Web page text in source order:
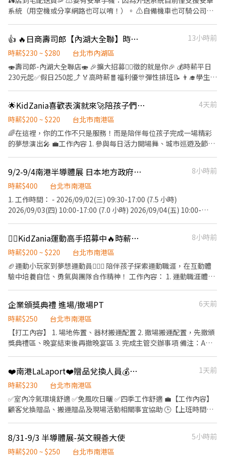
不同，應徵時請告知我要應徵哪一區或哪間店 .˚⊹ ⁺‧ 【薪資制度】
📌 採排休制（無固定休） 🗓️ 周一至週日皆需排班 🚫 周六、周日可
排休不可固定休 .˚⊹ ⁺‧ 【上班地點】 ‧⁺ ⊹˚. 👉士林區 台北士林店
內湖區內湖路一段283號 台北舊宗二店📍台北市內湖區舊宗路一段
275號 👉大安區 羅斯福店📍台北市大安區羅斯福路二段45號 台北麟
光店📍台北市大安區和平東路三段406巷8號 台北復興二店📍台北市
大安區復興南路二段273號 台北光復店📍台北市大安區光復南路286
📍台北市中山區南京東路三段210之1號 👉中正區 林森二店📍台北
市中正區林森南路1號 台北濟南店📍台北市中正區濟南路二段66號
台北館前店📍台北市中正區館前路8號 台北公園店📍台北市中正區
公園路30-1號 台北南昌店📍台北市中正區南昌路一段149號 👉松山
區 台北民生店📍台北市松山區民生東路三段135號 台北民權店📍台
北市松山區民權東路三段128號 台北南京二店📍台北市松山區南京
東路五段162號 台北南京六店📍台北市松山區南京東路四段57號 👉
信義區 忠孝四店📍台北市信義區忠孝東路五段522號 台北101店📍
台北市信義區市府路45號 台北夢廣場店📍台北市信義區松高路11號
三段174號 台北動物園三店📍台北市文山區新光路二段30號 .˚⊹ ⁺‧
【超級亮點】 ‧⁺ ⊹˚. 💼 勞保・勞退・團保 ⛽ 汽機車油資補貼 🔧 汽
機車修繕補貼 🤝 推薦好友獎金 $600/人 📆 國定假日上班享雙倍薪資
💥 .˚⊹ ⁺‧ 【 想聯繫我】 ‧⁺ ⊹˚. ☝️ 點選【立即應徵】我會速度回覆
你！ ✌️ 或加入 🅻🅸🅽🅴：https://lin.ee/8rsUSDv 🤟 留言「姓名＋
電話＋截圖職缺」就能聯繫上～ 若想參考其他職缺，可以到我的
Threads，看更多更多的職缺喔♬ My Threads：tsaipei_ruby
https://reurl.cc/7b2vad 別害羞❌別害怕❌找工作聯繫我⭕
系統（用空機或分享網路也可以唷！）。 ⚠️自備機車也可騎公司電
👉👉👉至門市自行取貨配送，沒有傳統宅配人事問題 📌 工作內
容： ↪︎ 騎機車(自備或公司車)將包裏從門市配送至買家地點(範圍
3km內) 在我們這裡的夥伴收入大概長這樣： 🛵 隨便送送（熟悉路
線中）：$40,000 ~ $60,000 元 / 月 🛵 乖乖聽話送（穩定出勤）：
✅ 領薪彈性：每月15號準時發薪（可匯款/領現），亦可配合【每週
領薪】，週週有錢花！ ━━━━━━━━━━━━━━━━━ 📍
【熱門開缺地點 ── 趕快卡位】
━━━━━━━━━━━━━━━━━ 台北市、新北市各行政區皆
有缺額（文山、林口、板橋、永和、中和、新店、三重、新莊、樹
林、土城、淡水、信義、大同、萬華、松山、中山、內湖...等） 點
擊立即應徵，私訊告知小編你想送哪一區，馬上幫你保留就近站
點！ ━━━━━━━━━━━━━━━━━ 📩 【火速卡位應徵流
程】 ➊ 點擊填寫廠商制式履歷（1分鐘完成，快速安排送審）： 👉
https://reurl.cc/V292KN 🔒 【隱私防線】個資僅供廠商審核，敏感
欄位（身分證/詳細地址）錄取前皆可先不填！ ➋加入留言： 👉
https://lin.ee/OBnhVN5 私訊留下 ⌜姓名+電話 +應徵蝦皮外送」💥
👍 🔥日商壽司郎【內湖大全聯】時薪230元起-兼職人員🙆‍♀️六日250元起💰
13小時前
時薪$230 ~ $280
台北市內湖區
🍣壽司郎-內湖大全聯店🍣 🎉擴大招募🙆‍♀️徵的就是你🎉 💰時薪平日
230元起✅️假日250起⤴️ 🏅高時薪🧧福利優🎊彈性排班📝 👨‍🎓學生打
經驗者也可以加入！！！ ✅️歡迎開學打工、假日兼職、二度就業、
外籍學生、實習簽約。 ✅️彈性排班：08:30~23:00(請於面試時與店
長確認班表) ✅️不管是平日早班、週末假日班、放學後打烊班皆有職
缺，歡迎直接投遞履歷！ ⭕工作內容 ▪外場🎈 帶客入座→介紹、
理維護......等。 ▪洗碗區🫧 餐具清洗、環境整理整頓、環境清洗......
等。 ✨️在職教育訓練完善，無經驗者也OK✨️ ⭕獎金福利 ▪生日禮
調薪！ ▪加班費5分鐘為單位計算！ ▪介紹親朋好友入職，期滿可
獲得3,000～5,000元獎金！ ⭕基本保障 ①加班費(以5分鐘為單位計
算) ②勞保、健保、意外險 ③每月提撥勞工退休新制6% ④特休按照
勞基法規定 ⑤颱風天出勤津貼 ⑥員工用餐折扣 ⑦提供員工制服 ⑧
🌟KidZania喜歡表演就來🚀陪孩子們勇敢站上舞台💃 時薪220！
4天前
時薪$200 ~ $220
台北市南港區
🌈在這裡，你的工作不只是服務！而是陪伴每位孩子完成一場精彩
的夢想演出🎤 💼工作內容 1. 參與每日活力開場舞、城市巡遊及節慶
生動的肢體、聲音與表情解說職業情境，創造 100% 沉浸式體驗。
3.與孩子互動、協助活動進行，並靈活應對現場狀況，讓每位孩子
都能開心、安全地完成體驗🍀 🕰️上班時間 1. 需配合7:00-21:30排班
2. 一個月至少排50小時，一週至少排3天的班，一天至少排4小時
（彈性排班！詳細時段可以面談的時候再討論唷！很free的！） 🚀
展演／社團表演經驗者大大歡迎🔥 2. 擅長主持、帶氣氛，如果你有
雜耍、魔術或特殊才藝更是大加分！！ 3. 擁有一顆熱愛孩子的心，
能用幽默感與創意帶著孩子們一起體驗中學習。
9/2-9/4南港半導體展 日本地方政府館展場口譯 【需日文精通】
8小時前
時薪$400
台北市南港區
1. 工作時間： - 2026/09/02(三) 09:30-17:00 (7.5 小時)
2026/09/03(四) 10:00-17:00 (7.0 小時) 2026/09/04(五) 10:00-
鐘。 ※公司免費供應午餐與飲料，無需自行排隊購買。 - 2. 工作地
點： - 台灣國際半導體展 (Semicon Taiwan) 台北南港展覽館 1 館
或 2 館 - 3. 報酬： - ・時薪：400 元 (休息時間亦照常計薪，3 天共
計 20.5 小時 ＝ 8,200 元) ・期滿完工獎金：1,800 元 - ※本獎金包
與預習 2. 全程參與3天展期勤務（無遲到早退欠勤） 3. 會期結束後1
週內提交A4約1-2頁之「展覽觀察報告」（提供簡易格式） - ★【最
高總計可領：10,000 元】 - 4. 工作內容： - 展場口譯與攤位協助 (日
文 ⇔ 中文) ・展場攤位留守、接待、諮詢、基本產品介紹 ・名片交
換、發放 DM、簡單了解顧客背景與需求 ・陪同日本參展者或貴賓
參觀展場並與其他參展者交流 ・協助攤位進場作業、核對物品清
單、物品搬運、歸位與擺設 ・活動期間庶務工作：展場簡易清潔、
整理與維護 ・其他主管交辦事項 - 5. 注意事項： - ・須具備良好日
語溝通能力 (日文檢定 N1 或同等日語水準) ・須具備良好華語溝通
能力 (華語文能力測驗流利精通級或同等華語水準) ・須 09/02-
09/04 全程皆可配合者。 ・工作須長時間站立，請評估自身體力狀
況。 ・會英文者尤佳，歡迎於自我推薦時說明！ ・如有長髮者，煩
請自備髮飾綁好，以利活動進行。 - ・著裝要求 (商務休閒風 Smart
Casual)： 【上半身】請穿著素雅乾淨之有領上衣 (襯衫或 Polo 衫
皆可)、罩衫或針織衫。請避免無袖、過於暴露或過於休閒的 T 恤。
⛹🏻KidZania運動高手招募中🔥時薪最高220！無經驗也歡迎🙌🏻
8小時前
時薪$200 ~ $220
台北市南港區
🏈運動小玩家到夢想運動員⛹🏻‍♂️ 陪伴孩子探索運動職涯，在互動體
驗中培養自信、勇氣與團隊合作精神！ 工作內容： 1. 運動職涯體驗
調等體驗，觀察兒童參與狀況，確保活動安全順利🌟。 3. 專業運動
引導：以活潑有趣的方式介紹運動知識📋，培養孩子們對運動的興
趣與自信😎。 4. 安全維護：檢查場館設備確保符合安全標準‼️ ⏰ 上
班時間 1. 需配合 08:30-21:30 排班。 2. 一個月至少排班 50 小時，
相關科系，或熱愛運動的夥伴加入！無經驗也歡迎唷！ ✔️ 喜歡小朋
友，充滿活力與親和力 🤸🏻‍♂️ ✔️ 對運動有熱忱，願意學習並分享運動
企業頒獎典禮 進場/撤場PT
6天前
時薪$250
台北市南港區
【打工內容】 1. 場地佈置、器材搬運配置 2. 撤場搬運配置，先撤頒
獎典禮區、晚宴結束後再撤晚宴區 3. 完成主管交辦事項 備注：A班
❤️南港LaLaport❤️贈品兌換人員💰時薪230元
1天前
時薪$230
台北市南港區
✅室內冷氣環境舒適 ✅免風吹日曬 ✅四季工作舒適 💼【工作內容】
顧客兌換贈品、搬運贈品及現場活動相關事宜協助 🕒【上班時間】
230元 ✅休息時間支薪 ✅依法規給予加班費 🍽️【餐費補助】全班補
助200元，其他時段補助100元 📌【上班地點】南港LaLaport 📢立
8/31-9/3 半導體展-英文親善大使
5小時前
時薪$200 ~ $250
台北市南港區